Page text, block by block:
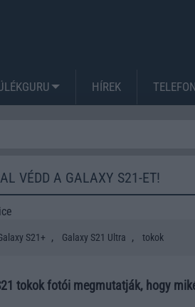
HÍREK
VÉDD A GALAXY S21-ET!
S21+ , Galaxy S21 Ultra , tokok
tokok fotói megmutatják, hogy